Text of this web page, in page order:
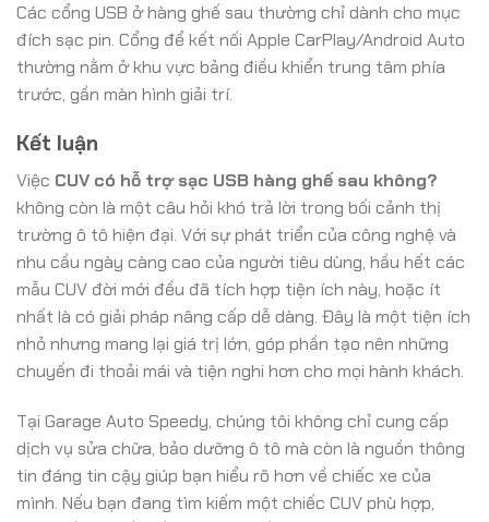
Các cổng USB ở hàng ghế sau thường chỉ dành cho mục
đích sạc pin. Cổng để kết nối Apple CarPlay/Android Auto
thường nằm ở khu vực bảng điều khiển trung tâm phía
trước, gần màn hình giải trí.
Kết luận
Việc CUV có hỗ trợ sạc USB hàng ghế sau không?
không còn là một câu hỏi khó trả lời trong bối cảnh thị
trường ô tô hiện đại. Với sự phát triển của công nghệ và
nhu cầu ngày càng cao của người tiêu dùng, hầu hết các
mẫu CUV đời mới đều đã tích hợp tiện ích này, hoặc ít
nhất là có giải pháp nâng cấp dễ dàng. Đây là một tiện ích
nhỏ nhưng mang lại giá trị lớn, góp phần tạo nên những
chuyến đi thoải mái và tiện nghi hơn cho mọi hành khách.
Tại Garage Auto Speedy, chúng tôi không chỉ cung cấp
dịch vụ sửa chữa, bảo dưỡng ô tô mà còn là nguồn thông
tin đáng tin cậy giúp bạn hiểu rõ hơn về chiếc xe của
mình. Nếu bạn đang tìm kiếm một chiếc CUV phù hợp,